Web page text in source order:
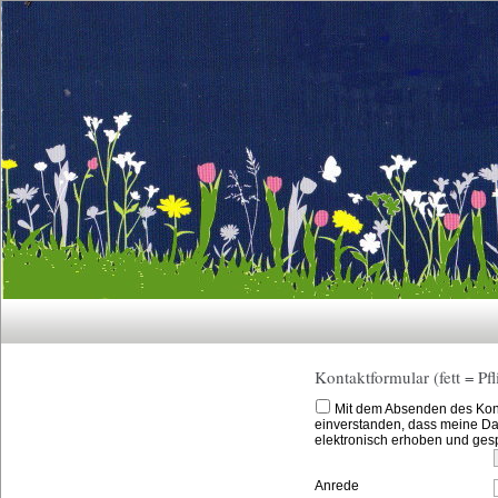
Kontaktformular (fett =
Mit dem Absenden des
einverstanden, dass meine
elektronisch erhoben und
Anrede